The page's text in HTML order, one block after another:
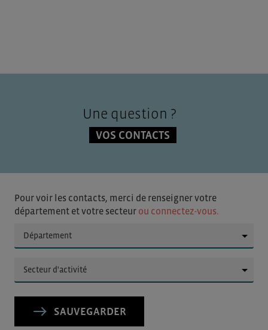
Une question ?
VOS CONTACTS
Pour voir les contacts, merci de renseigner votre
département et votre secteur ou connectez-vous.
SAUVEGARDER